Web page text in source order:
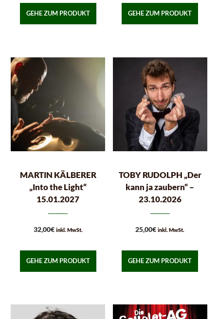
GEHE ZUM PRODUKT GEHE ZUM PRODUKT
MARTIN KÄLBERER
„Into the Light“
15.01.2027
32,00€ inkl. MwSt.
GEHE ZUM PRODUKT
TOBY RUDOLPH „Der
kann ja zaubern“ –
23.10.2026
25,00€ inkl. MwSt.
GEHE ZUM PRODUKT